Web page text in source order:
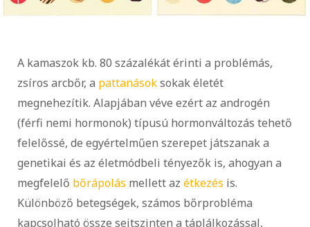
A kamaszok kb. 80 százalékát érinti a problémás,
zsíros arcbőr, a pattanásoksokak életét
megnehezítik. Alapjában véve ezért az androgén
(férfi nemi hormonok) típusú hormonváltozás tehető
felelőssé, de egyértelműen szerepet játszanak a
genetikai és az életmódbeli tényezők is, ahogyan a
megfelelő bőrápolás mellett az étkezés is.
Különböző betegségek, számos bőrprobléma
kapcsolható össze sejtszinten a táplálkozással,